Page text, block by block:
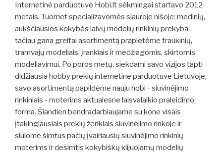
Internetinė parduotuvė Hobi.lt sėkmingai startavo 2012
metais. Tuomet specializavomės siauroje nišoje: medinių,
aukščiausios kokybės laivų modelių rinkinių prekyba,
tačiau gana greitai asortimentą praplėtėme traukinių,
tramvajų modeliais, įrankiais ir medžiagomis, skirtomis
modeliavimui. Po poros metų, siekdami savo vizijos tapti
didžiausia hobby prekių internetine parduotuve Lietuvoje,
savo asortimentą papildėme nauju hobi - siuvinėjimo
rinkiniais - moterims aktualesne laisvalaikio praleidimo
forma. Šiandien bendradarbiaujame su kone visais
įtakingiausiais prekių ženklais siuvinėjimo rinkoje ir
siūlome šimtus pačių įvairiausių siuvinėjimo rinkinių
moterims ir dešimtis kokybiškų klijuojamų modelių